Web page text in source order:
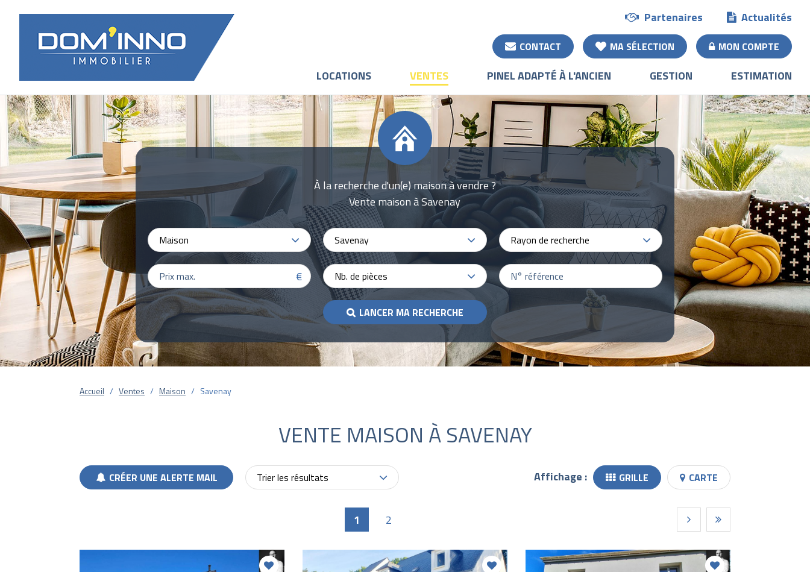
Partenaires Actualités
CONTACT MA SÉLECTION MON COMPTE
LOCATIONS VENTES PINEL ADAPTÉ À L'ANCIEN GESTION ESTIMATION
À la recherche d'un(e) maison à vendre ?
Vente maison à Savenay
Maison Savenay Rayon de recherche
€ Nb. de pièces
LANCER MA RECHERCHE
Accueil Ventes Maison Savenay
VENTE MAISON À SAVENAY
CRÉER UNE ALERTE MAIL Trier les résultats Affichage : GRILLE CARTE
1 2